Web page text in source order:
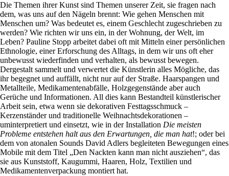
Die Themen ihrer Kunst sind Themen unserer Zeit, sie fragen nach
dem, was uns auf den Nägeln brennt: Wie gehen Menschen mit
Menschen um? Was bedeutet es, einem Geschlecht zugeschrieben zu
werden? Wie richten wir uns ein, in der Wohnung, der Welt, im
Leben? Pauline Stopp arbeitet dabei oft mit Mitteln einer persönlichen
Ethnologie, einer Erforschung des Alltags, in dem wir uns oft eher
unbewusst wiederfinden und verhalten, als bewusst bewegen.
Dergestalt sammelt und verwertet die Künstlerin alles Mögliche, das
ihr begegnet und auffällt, nicht nur auf der Straße. Haarspangen und
Metallteile, Medikamentenabfälle, Holzgegenstände aber auch
Gerüche und Informationen. All dies kann Bestandteil künstlerischer
Arbeit sein, etwa wenn sie dekorativen Festtagsschmuck –
Kerzenständer und traditionelle Weihnachtsdekorationen –
uminterpretiert und einsetzt, wie in der Installation Die meisten
Probleme entstehen halt aus den Erwartungen, die man hat!; oder bei
dem von atonalen Sounds David Adlers begleiteten Bewegungen eines
Mobile mit dem Titel „Den Nackten kann man nicht ausziehen“, das
sie aus Kunststoff, Kaugummi, Haaren, Holz, Textilien und
Medikamentenverpackung montiert hat.